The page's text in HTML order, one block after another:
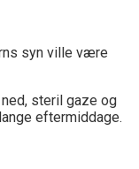
syn ville være
steril gaze og
eftermiddage.